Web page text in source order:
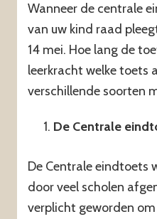
Wanneer de centrale
van uw kind raad
14 mei. Hoe lang de
leerkracht welke toets
verschillende soorten
De Centrale
De Centrale eindtoets
door veel scholen
verplicht geworden